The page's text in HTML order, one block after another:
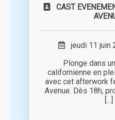
CAST
jeudi 11 juin
Plonge dans
californienne en
avec cet afterwork
Avenue. Dès 18h,
[...]